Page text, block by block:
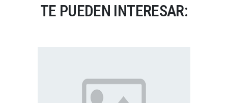
TE PUEDEN INTERESAR: